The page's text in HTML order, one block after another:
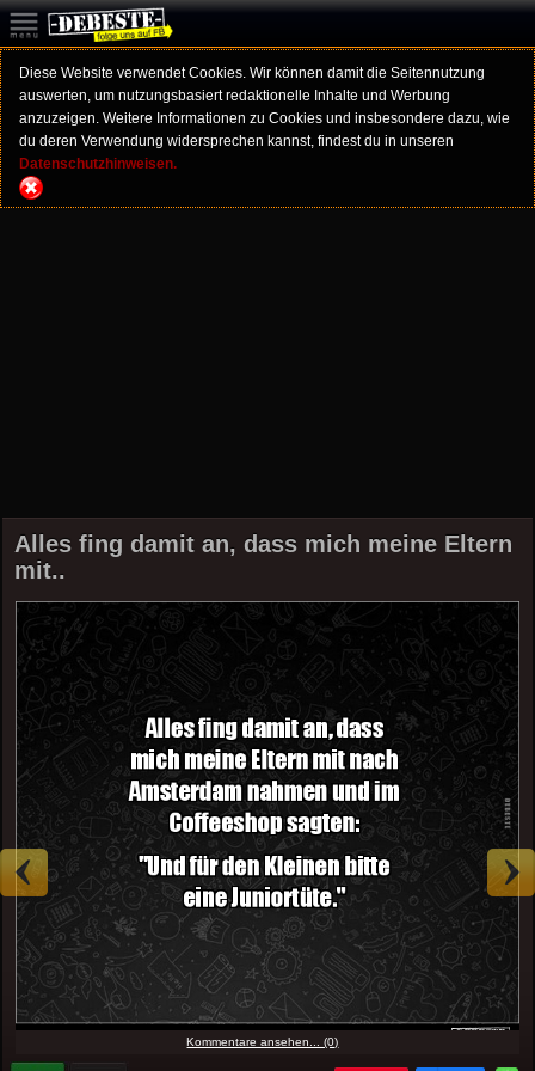
Diese Website verwendet Cookies. Wir können damit die Seitennutzung
auswerten, um nutzungsbasiert redaktionelle Inhalte und Werbung
anzuzeigen. Weitere Informationen zu Cookies und insbesondere dazu, wie
du deren Verwendung widersprechen kannst, findest du in unseren
Datenschutzhinweisen.
Alles fing damit an, dass mich meine Eltern
mit..
Kommentare ansehen... (0)